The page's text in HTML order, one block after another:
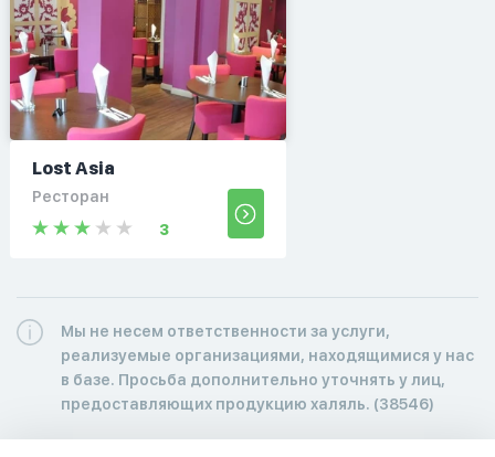
Lost Asia
Ресторан
3
Мы не несем ответственности за услуги,
реализуемые организациями, находящимися у нас
в базе. Просьба дополнительно уточнять у лиц,
предоставляющих продукцию халяль. (38546)